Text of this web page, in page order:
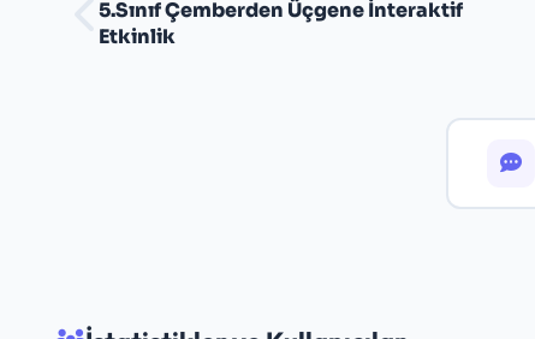
5.Sınıf Çemberden Üçgene İnteraktif
Etkinlik